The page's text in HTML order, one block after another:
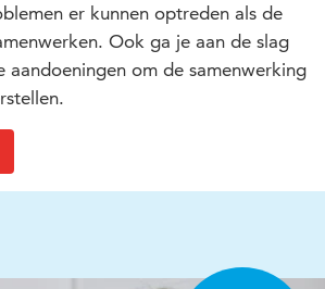
er kunnen optreden als de
Ook ga je aan de slag
aandoeningen om de samenwerking